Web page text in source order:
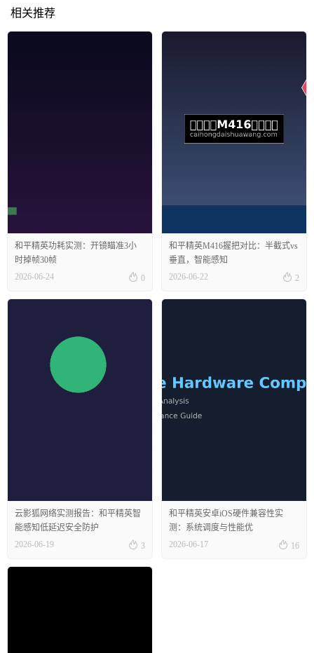
相关推荐
和平精英功耗实测：开镜瞄准3小
时掉帧30帧
2026-06-24
 0
和平精英M416握把对比：半截式vs
垂直，智能感知
2026-06-22
 2
云影狐网络实测报告：和平精英智
能感知低延迟安全防护
2026-06-19
 3
和平精英安卓iOS硬件兼容性实
测：系统调度与性能优
2026-06-17
 16